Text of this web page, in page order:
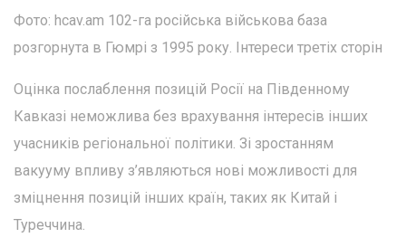
Фото: hcav.am 102-га російська військова база
розгорнута в Гюмрі з 1995 року. Інтереси третіх сторін
Оцінка послаблення позицій Росії на Південному
Кавказі неможлива без врахування інтересів інших
учасників регіональної політики. Зі зростанням
вакууму впливу з’являються нові можливості для
зміцнення позицій інших країн, таких як Китай і
Туреччина.